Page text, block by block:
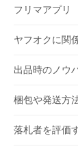
フリマアプリ
ヤフオクに関
出品時のノウ
梱包や発送方
落札者を評価